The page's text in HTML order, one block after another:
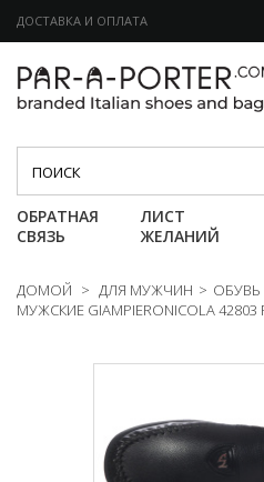
ДОСТАВКА И ОПЛАТА
Категории
ОБРАТНАЯ
СВЯЗЬ
ЛИСТ
ЖЕЛАНИЙ
ДОМОЙ > ДЛЯ МУЖЧИН > ОБУВЬ
МУЖСКИЕ GIAMPIERONICOLA 42803